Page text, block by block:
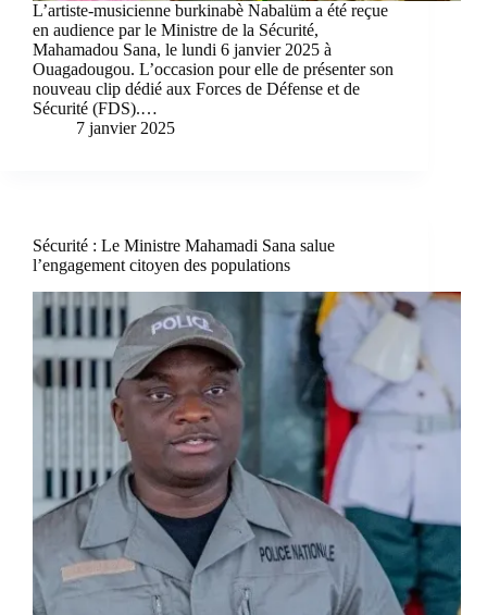
L’artiste-musicienne burkinabè Nabalüm a été reçue
en audience par le Ministre de la Sécurité,
Mahamadou Sana, le lundi 6 janvier 2025 à
Ouagadougou. L’occasion pour elle de présenter son
nouveau clip dédié aux Forces de Défense et de
Sécurité (FDS).…
7 janvier 2025
Sécurité : Le Ministre Mahamadi Sana salue
l’engagement citoyen des populations